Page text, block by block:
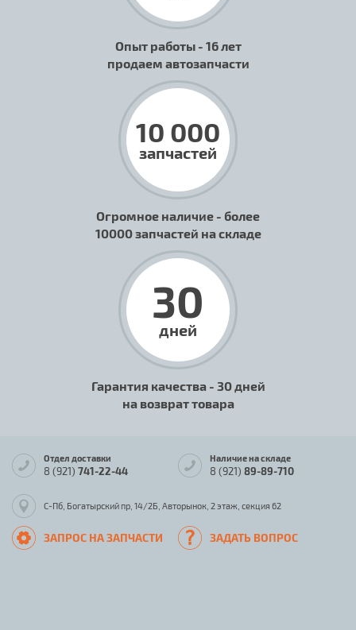
Опыт работы - 16 лет
продаем автозапчасти
10 000
запчастей
Огромное наличие - более
10000 запчастей на складе
30
дней
Гарантия качества - 30 дней
на возврат товара
Отдел доставки
8 (921) 741-22-44
Наличие на складе
8 (921) 89-89-710
С-Пб, Богатырский пр, 14/2Б, Авторынок, 2 этаж, секция 62
ЗАПРОС НА ЗАПЧАСТИ ЗАДАТЬ ВОПРОС